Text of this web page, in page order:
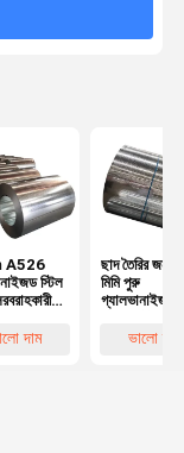
A526
স্টিল
স্টিল
তারের
দাম
ছাদ তৈরির জন্য
মিমি পুরু
গ্যালভানাইজড
অয়েলযুক্ত এবং
ভালো দাম